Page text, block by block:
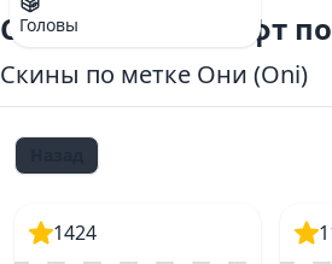
Головы
Скины Майнкрафт по
Скины по метке Они (Oni)
1424